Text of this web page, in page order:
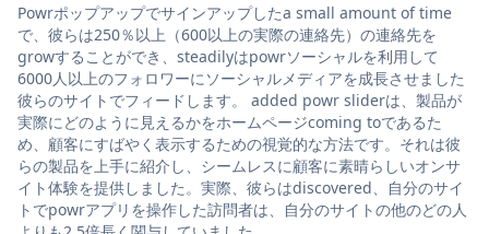
Powrポップアップでサインアップしたa small amount of time
で、彼らは250％以上（600以上の実際の連絡先）の連絡先を
growすることができ、steadilyはpowrソーシャルを利用して
6000人以上のフォロワーにソーシャルメディアを成長させました
彼らのサイトでフィードします。 added powr sliderは、製品が
実際にどのように見えるかをホームページcoming toであるた
め、顧客にすばやく表示するための視覚的な方法です。それは彼
らの製品を上手に紹介し、シームレスに顧客に素晴らしいオンサ
イト体験を提供しました。実際、彼らはdiscovered、自分のサイ
トでpowrアプリを操作した訪問者は、自分のサイトの他のどの人